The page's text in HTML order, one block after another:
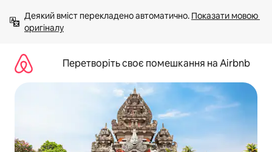
вмісту
Деякий вміст перекладено автоматично. Показати мовою
оригіналу
Перетворіть своє помешкання на Airbnb